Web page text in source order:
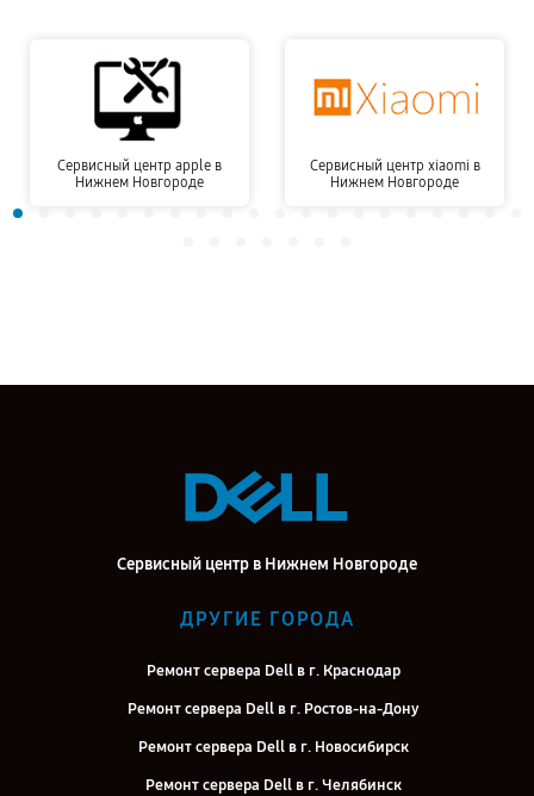
Сервисный центр apple в
Нижнем Новгороде
Сервисный центр xiaomi в
Нижнем Новгороде
Сервисный центр в Нижнем Новгороде
ДРУГИЕ ГОРОДА
Ремонт сервера Dell в г. Краснодар
Ремонт сервера Dell в г. Ростов-на-Дону
Ремонт сервера Dell в г. Новосибирск
Ремонт сервера Dell в г. Челябинск